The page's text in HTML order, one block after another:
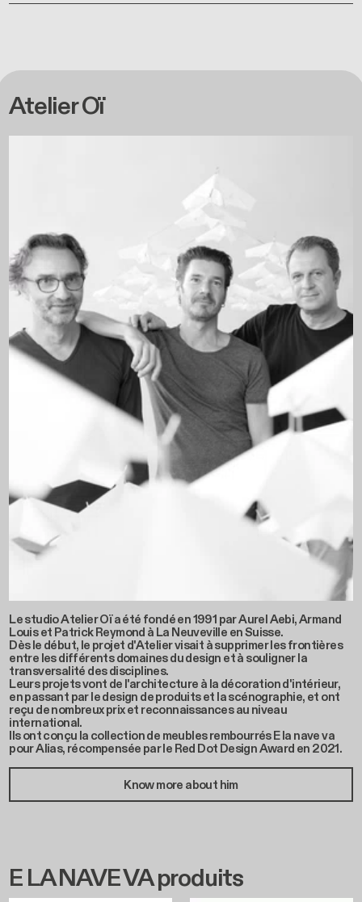
Atelier Oï
Le studio Atelier Oï a été fondé en 1991 par Aurel Aebi, Armand
Louis et Patrick Reymond à La Neuveville en Suisse.
Dès le début, le projet d'Atelier visait à supprimer les frontières
entre les différents domaines du design et à souligner la
transversalité des disciplines.
Leurs projets vont de l'architecture à la décoration d'intérieur,
en passant par le design de produits et la scénographie, et ont
reçu de nombreux prix et reconnaissances au niveau
international.
Ils ont conçu la collection de meubles rembourrés E la nave va
pour Alias, récompensée par le Red Dot Design Award en 2021.
Know more about him
E LA NAVE VA produits